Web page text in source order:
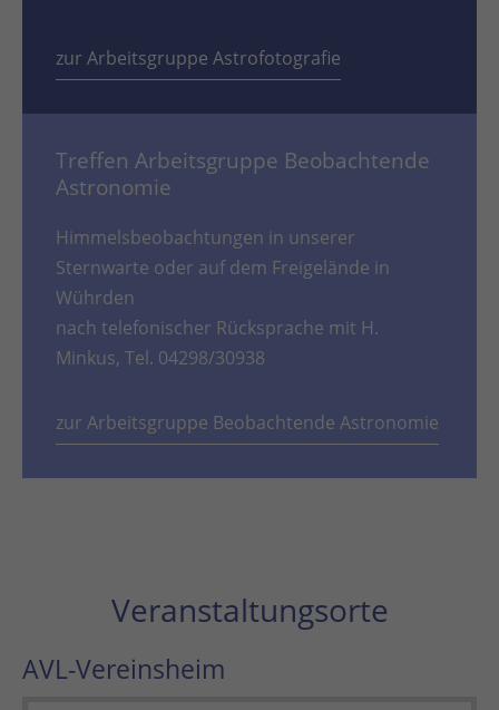
zur Arbeitsgruppe Astrofotografie
Treffen Arbeitsgruppe Beobachtende
Astronomie
Himmelsbeobachtungen in unserer
Sternwarte oder auf dem Freigelände in
Wührden
nach telefonischer Rücksprache mit H.
Minkus, Tel. 04298/30938
zur Arbeitsgruppe Beobachtende Astronomie
Veranstaltungsorte
AVL-Vereinsheim